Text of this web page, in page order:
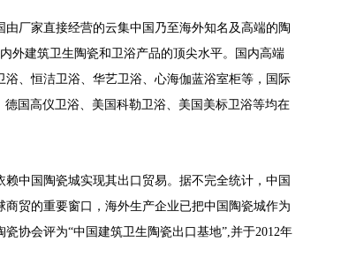
厂家直接经营的云集中国乃至海外知名及高端的陶
外建筑卫生陶瓷和卫浴产品的顶尖水平。国内高端
、恒洁卫浴、华艺卫浴、心海伽蓝浴室柜等，国际
国高仪卫浴、美国科勒卫浴、美国美标卫浴等均在
中国陶瓷城实现其出口贸易。据不完全统计，中国
贸的重要窗口，海外生产企业已把中国陶瓷城作为
协会评为“中国建筑卫生陶瓷出口基地”,并于2012年